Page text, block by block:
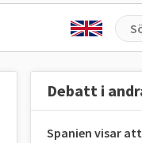
Debatt i
Spanien visar